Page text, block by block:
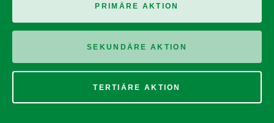
PRIMÄRE AKTION
SEKUNDÄRE AKTION
TERTIÄRE AKTION